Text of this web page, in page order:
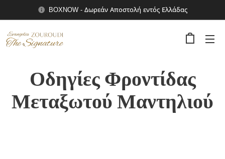
BOXNOW - Δωρεάν Αποστολή εντός Ελλάδας
Οδηγίες Φροντίδας
Μεταξωτού Μαντηλιού